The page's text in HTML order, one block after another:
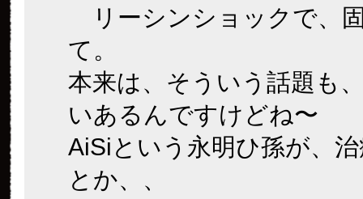
リーシンショックで、
て。
本来は、そういう話題も
いあるんですけどね〜
AiSiという永明ひ孫が、
とか、、